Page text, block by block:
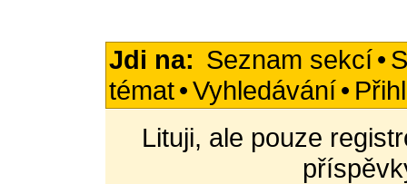
Jdi na: Seznam sekcí•
témat•Vyhledávání•
Lituji, ale pouze